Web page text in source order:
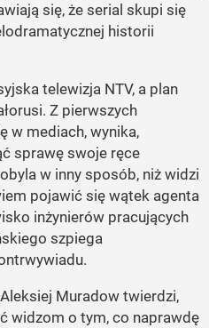
się, że serial skupi się
historii
telewizja NTV, a plan
Z pierwszych
w mediach, wynika,
sprawę swoje ręce
w inny sposób, niż widzi
pojawić się wątek agenta
inżynierów pracujących
szpiega
Muradow twierdzi,
widzom o tym, co naprawdę